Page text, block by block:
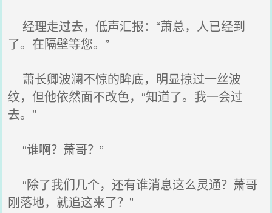
经理走过去，低声汇报：“萧总，人已经到
了。在隔壁等您。”
萧长卿波澜不惊的眸底，明显掠过一丝波
纹，但他依然面不改色，“知道了。我一会过
去。”
“谁啊？萧哥？”
“除了我们几个，还有谁消息这么灵通？萧哥
刚落地，就追这来了？”